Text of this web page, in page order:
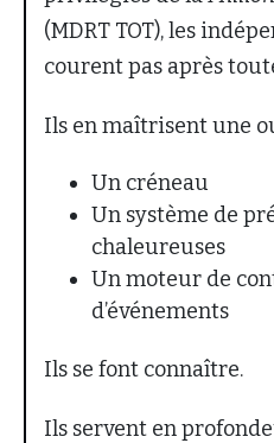
(MDRT TOT), les
courent pas après
Ils en maîtrisent une
Un créneau
Un système de
chaleureuses
Un moteur de
d’événements
Ils se font connaître.
Ils servent en